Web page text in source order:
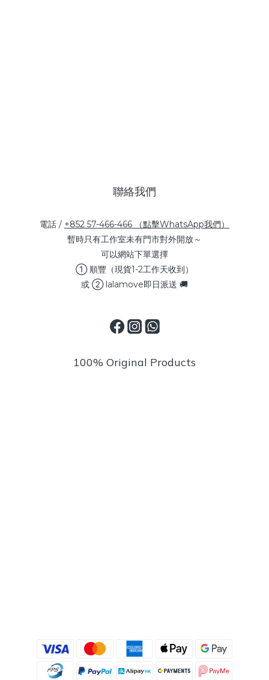
聯絡我們
電話 / +852 57-466-466 （點擊WhatsApp我們）
暫時只有工作室未有門市對外開放～
可以網站下單選擇
① 順豐（現貨1-2工作天收到）
或 ② lalamove即日派送 🚚
100% Original Products